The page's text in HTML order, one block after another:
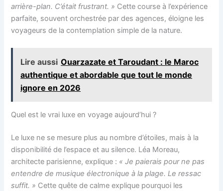
arrière-plan. C’était frustrant. » Cette course à l’expérience
parfaite, souvent orchestrée par des agences, éloigne les
voyageurs de la contemplation simple de la nature.
Lire aussi Ouarzazate et Taroudant : le Maroc
authentique et abordable que tout le monde
ignore en 2026
Quel est le vrai luxe en voyage aujourd’hui ?
Le luxe ne se mesure plus au nombre d’étoiles, mais à la
disponibilité de l’espace et au silence. Léa Moreau,
architecte parisienne, explique : « Je paierais pour ne pas
entendre de musique électronique à la plage. Le ressac
suffit. » Cette quête de calme explique pourquoi les